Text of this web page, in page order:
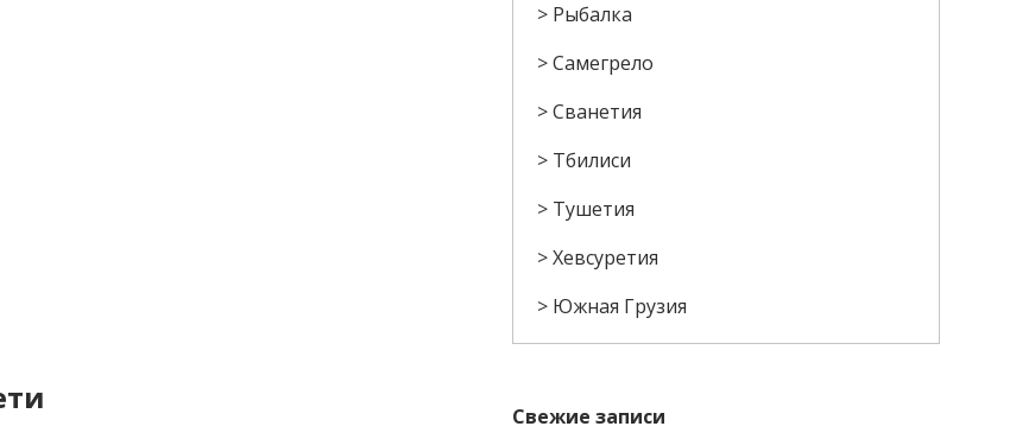
Рыбалка
Самегрело
Сванетия
Тбилиси
Тушетия
Хевсуретия
Южная Грузия
Свежие записи